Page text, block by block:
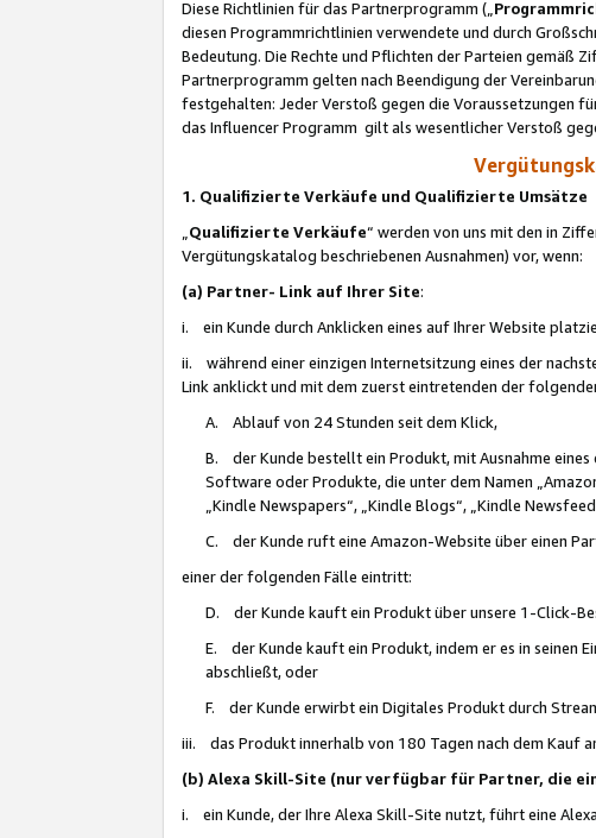
Diese Richtlinien für das Partnerprogramm („
diesen Programmrichtlinien verwendete und durch
Bedeutung. Die Rechte und Pflichten der Parteien gemäß
Partnerprogramm gelten nach Beendigung der
festgehalten: Jeder Verstoß gegen die Voraussetzungen
das Influencer Programm gilt als wesentlicher Verstoß
1. Qualifizierte Verkäufe und Qualifizierte Umsätze
Qualifizierte Verkäufe“ werden von uns mit den in
Vergütungskatalog beschriebenen Ausnahmen) vor, wenn:
(a) Partner- Link auf Ihrer Site:
i. ein Kunde durch Anklicken eines auf Ihrer Website
ii. während einer einzigen Internetsitzung eines der
Link anklickt und mit dem zuerst eintretenden der
A. Ablauf von 24 Stunden seit dem Klick,
B. der Kunde bestellt ein Produkt, mit Ausnahme eines
Software oder Produkte, die unter dem Namen
„Kindle Newspapers“, „Kindle Blogs“, „Kindle
C. der Kunde ruft eine Amazon-Website über einen
einer der folgenden Fälle eintritt:
D. der Kunde kauft ein Produkt über unsere 1-Click-
E. der Kunde kauft ein Produkt, indem er es in seinen
abschließt, oder
F. der Kunde erwirbt ein Digitales Produkt durch
iii. das Produkt innerhalb von 180 Tagen nach dem Kauf
(b) Alexa Skill-Site (nur verfügbar für Partner, die
i. ein Kunde, der Ihre Alexa Skill-Site nutzt, führt eine